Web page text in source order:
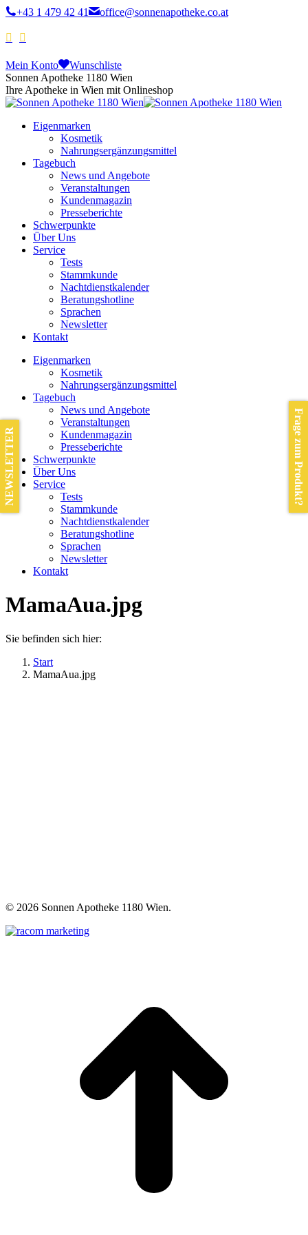
+43 1 479 42 41 office@sonnenapotheke.co.at
Mein Konto
Wunschliste
Sonnen Apotheke 1180 Wien
Ihre Apotheke in Wien mit Onlineshop
Eigenmarken
Kosmetik
Nahrungsergänzungsmittel
Tagebuch
News und Angebote
Veranstaltungen
Kundenmagazin
Presseberichte
Schwerpunkte
Über Uns
Service
Tests
Stammkunde
Nachtdienstkalender
Beratungshotline
Sprachen
Newsletter
Kontakt
Eigenmarken
Kosmetik
Nahrungsergänzungsmittel
Tagebuch
News und Angebote
Veranstaltungen
Kundenmagazin
Presseberichte
Schwerpunkte
Über Uns
Service
Tests
Stammkunde
Nachtdienstkalender
Beratungshotline
Sprachen
Newsletter
Kontakt
MamaAua.jpg
Sie befinden sich hier:
Start
MamaAua.jpg
© 2026 Sonnen Apotheke 1180 Wien.
Frage zum Produkt?
NEWSLETTER